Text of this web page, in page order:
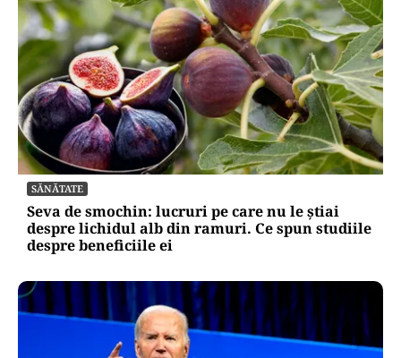
SĂNĂTATE
Seva de smochin: lucruri pe care nu le știai
despre lichidul alb din ramuri. Ce spun studiile
despre beneficiile ei